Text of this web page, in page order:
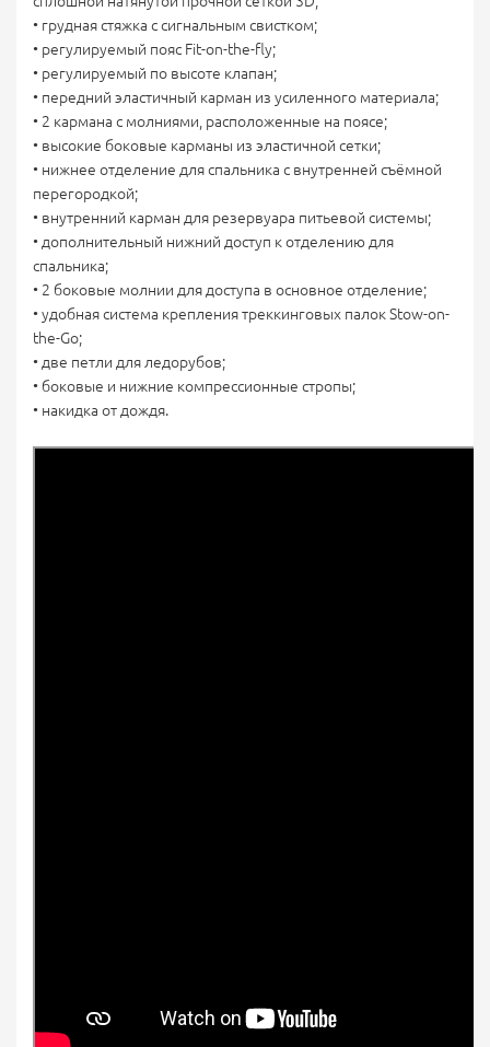
• грудная стяжка с сигнальным свистком;
• регулируемый пояс Fit-on-the-fly;
• регулируемый по высоте клапан;
• передний эластичный карман из усиленного материала;
• 2 кармана с молниями, расположенные на поясе;
• высокие боковые карманы из эластичной сетки;
• нижнее отделение для спальника с внутренней съёмной
перегородкой;
• внутренний карман для резервуара питьевой системы;
• дополнительный нижний доступ к отделению для
спальника;
• 2 боковые молнии для доступа в основное отделение;
• удобная система крепления треккинговых палок Stow-on-
the-Go;
• две петли для ледорубов;
• боковые и нижние компрессионные стропы;
• накидка от дождя.